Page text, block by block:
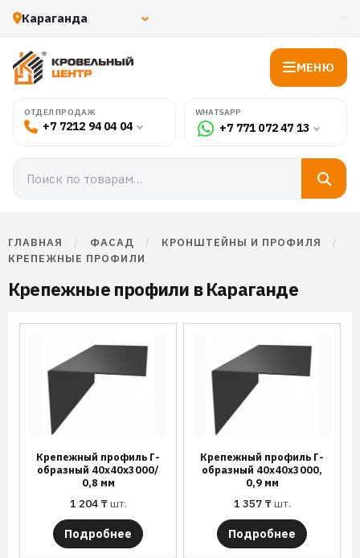
МЕНЮ
ОТДЕЛ ПРОДАЖ
+7 7212 94 04 04
WHATSAPP
+7 771 072 47 13
ГЛАВНАЯ / ФАСАД / КРОНШТЕЙНЫ И ПРОФИЛЯ
/
КРЕПЕЖНЫЕ ПРОФИЛИ
Крепежные профили в Караганде
Крепежный профиль Г-
образный 40х40х3000/
0,8 мм
1 204 ₸шт.
Подробнее
Крепежный профиль Г-
образный 40х40х3000,
0,9 мм
1 357 ₸шт.
Подробнее